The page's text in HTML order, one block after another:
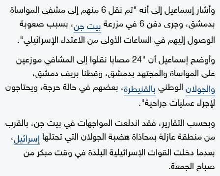
وأشار إسماعيل إلى أنه "تم نقل 6 منهم إلى مشفى المواساة
بدمشق، وجرى دفن 6 في مزرعة
بيت جن، بسبب صعوبة
الوصول إليهم في الساعات الأولى من الاعتداء الإسرائيلي".
وأوضح إسماعيل أن "24 مصابا نقلوا إلى المشافي موزعين
على المواساة والمجتهد بدمشق، وقطنا بريف دمشق،
والجولانالوطنيبالقنيطرة، بعضهم في حالة حرجة، ويحتاجون
لإجراء عمليات جراحية".
وبحسب التقارير، فقد اندلعت المواجهات في بيت جن، بالقرب
من منطقة عازلة بمحاذاة هضبة الجولان التي تحتلها إسرائيل،
بعدما دخلت القوات الإسرائيلية البلدة في وقت مبكر من
صباح الجمعة.